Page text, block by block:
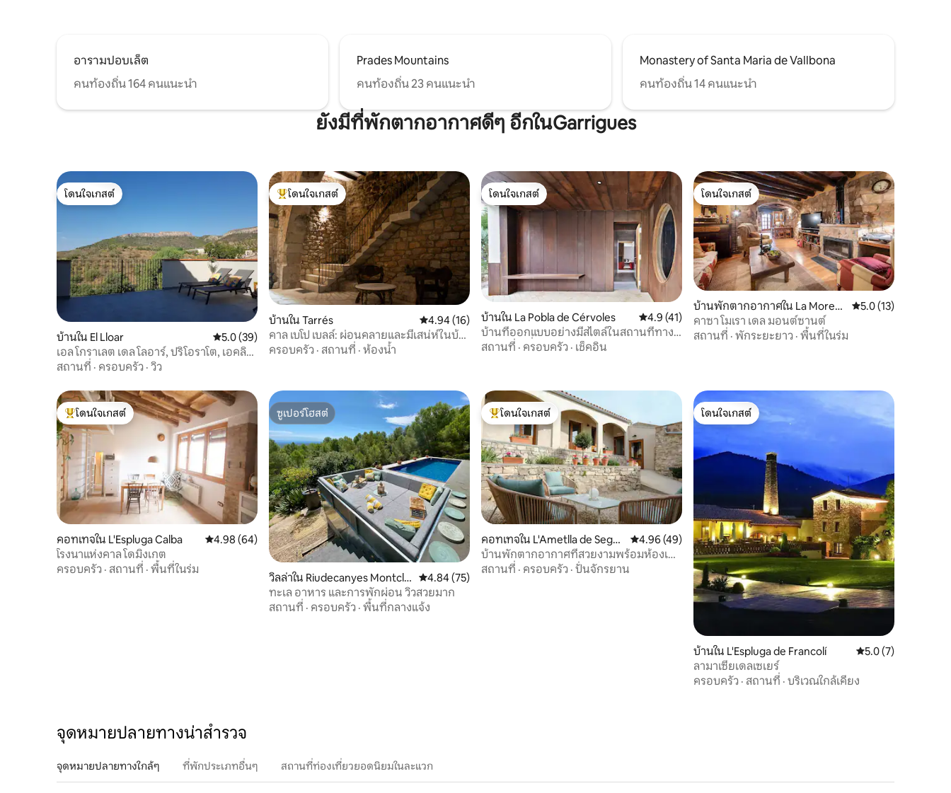
ตัวเอง: เตาไฟฟ้า ไมโครเวฟ ตู้เย็น เครื่องชง
กาแฟ กาต้มน้ำ และเครื่องครัวครบครัน (ชุด
มีดช้อนส้อม ถ้วยชาม ถ้วย กระทะ หม้อ …)
พื้นที่ห้องนั่งเล่นมีโซฟาที่สะดวกสบายและ
ทีวี พื้นที่ห้องพักมีเตียงคู่ขนาด 150 ซม. x
ทั้งหมดที่คุณอาจต้องการระหว่างการเข้า
พัก: สบู่ล้างมือ เจลอาบน้ำ แชมพู ไดร์เป่าผม
และแน่นอนว่ามีผ้าเช็ดตัวด้วย คุณจะ
สามารถเข้าถึงและใช้พื้นที่ทั้งหมดของอพาร์
นท์ได้ตามจำนวนคนที่ระบุไว้ในการจอง
เท่านั้น) คุณสามารถเพลิดเพลินกับสิ่ง
อำนวยความสะดวกทั้งหมดที่คุณจะพบในอ
พาร์ทเมนท์ของฉัน อย่างที่คุณเห็นในรูป อ
พาร์ทเมนท์ทั้งหลังมีการเชื่อมต่อ
อินเทอร์เน็ตผ่าน Wi-Fi ความเร็วสูง (ไฟเบอร์
ออปติก) อพาร์ทเมนท์มีเครื่องทำความร้อน
สำหรับฤดูหนาวและเครื่องปรับอากาศ
สำหรับฤดูร้อน รวมผ้าปูที่นอนและผ้าขนหนู
แล้ว นอกจากนี้ยังมีสิ่งของที่คุณอาจ
ต้องการ เช่น: - ที่เป่าผม - เตารีดและ
เครื่องซักผ้า - โทรทัศน์ - ฮีตเตอร์ - เครื่อง
ปรับอากาศ - บริการสนับสนุนตลอด 24
ชั่วโมงทุกวันและ - Wi-Fi แนวคิดคือคุณรู้สึก
เหมือนอยู่บ้านดังนั้นเคารพเพื่อนบ้านที่
เหลือและเคารพบ้านเสมอคุณสามารถทำได้
เหมือนอยู่บ้าน! หากมีอะไรหายไป โปรดแจ้ง
ให้เราทราบระหว่างการเข้าพัก การสนับสนุน
ตลอด 24 ชั่วโมงทุกวันเมื่อเกิดเหตุการณ์
หรือเมื่อคุณต้องการความช่วยเหลือ คุณมีตู้
เย็นขนาดใหญ่พร้อมตู้แช่แข็ง
อารามปอบเล็ต
คนท้องถิ่น 164 คนแนะนำ
Prades Mountains
คนท้องถิ่น 23 คนแนะนำ
Monastery of Santa Maria de Vallbona
คนท้องถิ่น 14 คนแนะนำ
ยังมีที่พักตากอากาศดีๆ อีกในGarrigues
โดนใจเกสต์
โดนใจเกสต์
บ้านใน El Lloar คะแนนเฉลี่ย 5.0 จาก 5, 39 รีวิว
5.0 (39)
เอล โกราเลต เดล โลอาร์, ปริโอราโต, เอคลิป
ส์
สถานที่ · ครอบครัว · วิว
โดนใจเกสต์ที่สุด
โดนใจเกสต์
บ้านใน Tarrés คะแนนเฉลี่ย 4.94 จาก 5, 16 รีวิว
4.94 (16)
คาล เบโป เบลล์: ผ่อนคลายและมีเสน่ห์ในบ้าน
หิน
ครอบครัว · สถานที่ · ห้องน้ำ
โดนใจเกสต์
โดนใจเกสต์
บ้านใน La Pobla de Cérvoles คะแนนเฉลี่ย 4.9 จาก 5, 41 รีวิว
4.9 (41)
บ้านที่ออกแบบอย่างมีสไตล์ในสถานที่ทาง
ธรรมชาติที่ไม่เหมือนใคร
สถานที่ · ครอบครัว · เช็คอิน
โดนใจเกสต์
โดนใจเกสต์
บ้านพักตากอากาศใน La Morera
de Montsant
คะแนนเฉลี่ย 5.0 จาก
5.0 (13)
คาซา โมเรา เดล มอนต์ซานต์
สถานที่ · พักระยะยาว · พื้นที่ในร่ม
โดนใจเกสต์ที่สุด
โดนใจเกสต์
คอทเทจใน L'Espluga Calba คะแนนเฉลี่ย 4.98 จาก 5, 64 รีวิว
4.98 (64)
โรงนาแห่งคาล โดมิงเกต
ครอบครัว · สถานที่ · พื้นที่ในร่ม
ซูเปอร์โฮสต์
ซูเปอร์โฮสต์
วิลล่าใน Riudecanyes Montcla
r
คะแนนเฉลี่ย 4.84 จาก 5, 75 รีวิว
4.84 (75)
ทะเล อาหาร และการพักผ่อน วิวสวยมาก
สถานที่ · ครอบครัว · พื้นที่กลางแจ้ง
โดนใจเกสต์ที่สุด
โดนใจเกสต์
คอทเทจใน L'Ametlla de Segar
ra
คะแนนเฉลี่ย 4.96 จาก 5, 49 รีวิว
4.96 (49)
บ้านพักตากอากาศที่สวยงามพร้อมห้องเก็บ
ไวน์ธรรมชาติ
สถานที่ · ครอบครัว · ปั่นจักรยาน
โดนใจเกสต์
โดนใจเกสต์
บ้านใน L'Espluga de Francolí คะแนนเฉลี่ย 5.0 จา
5.0 (7)
ลามาเซียเดลเซเยร์
ครอบครัว · สถานที่ · บริเวณใกล้เคียง
จุดหมายปลายทางน่าสำรวจ
จุดหมายปลายทางใกล้ๆ ที่พักประเภทอื่นๆ สถานที่ท่องเที่ยวยอดนิยมในละแวก